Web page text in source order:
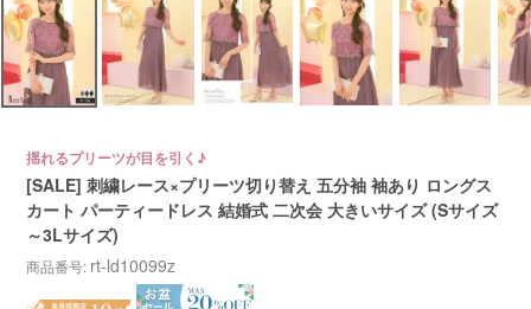
揺れるプリーツが目を引く♪
[SALE] 刺繍レース×プリーツ切り替え 五分袖 袖あり ロングス
カート パーティードレス 結婚式 二次会 大きいサイズ (Sサイズ
～3Lサイズ)
商品番号 rt-ld10099z